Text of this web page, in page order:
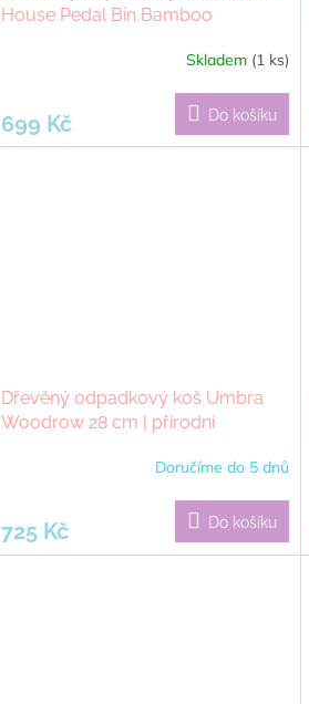
House Pedal Bin Bamboo
Skladem (1 ks)
699 Kč Do košíku
Dřevěný odpadkový koš Umbra
Woodrow 28 cm | přírodní
Doručíme do 5 dnů
725 Kč Do košíku